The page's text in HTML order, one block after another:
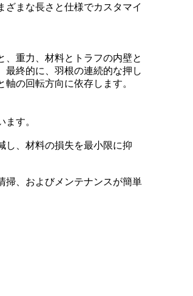
まな長さと仕様でカスタマイ
重力、材料とトラフの内壁と
最終的に、羽根の連続的な押し
の回転方向に依存します。
ます。
し、材料の損失を最小限に抑
掃、およびメンテナンスが簡単